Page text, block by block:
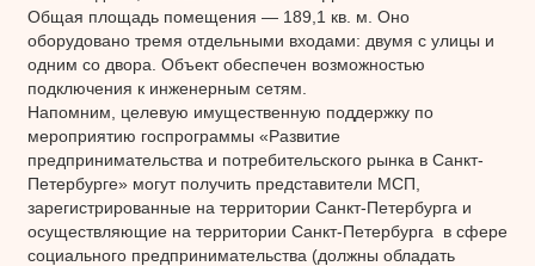
Общая площадь помещения — 189,1 кв. м. Оно
оборудовано тремя отдельными входами: двумя с улицы и
одним со двора. Объект обеспечен возможностью
подключения к инженерным сетям.
Напомним, целевую имущественную поддержку по
мероприятию госпрограммы «Развитие
предпринимательства и потребительского рынка в Санкт-
Петербурге» могут получить представители МСП,
зарегистрированные на территории Санкт-Петербурга и
осуществляющие на территории Санкт-Петербурга в сфере
социального предпринимательства (должны обладать